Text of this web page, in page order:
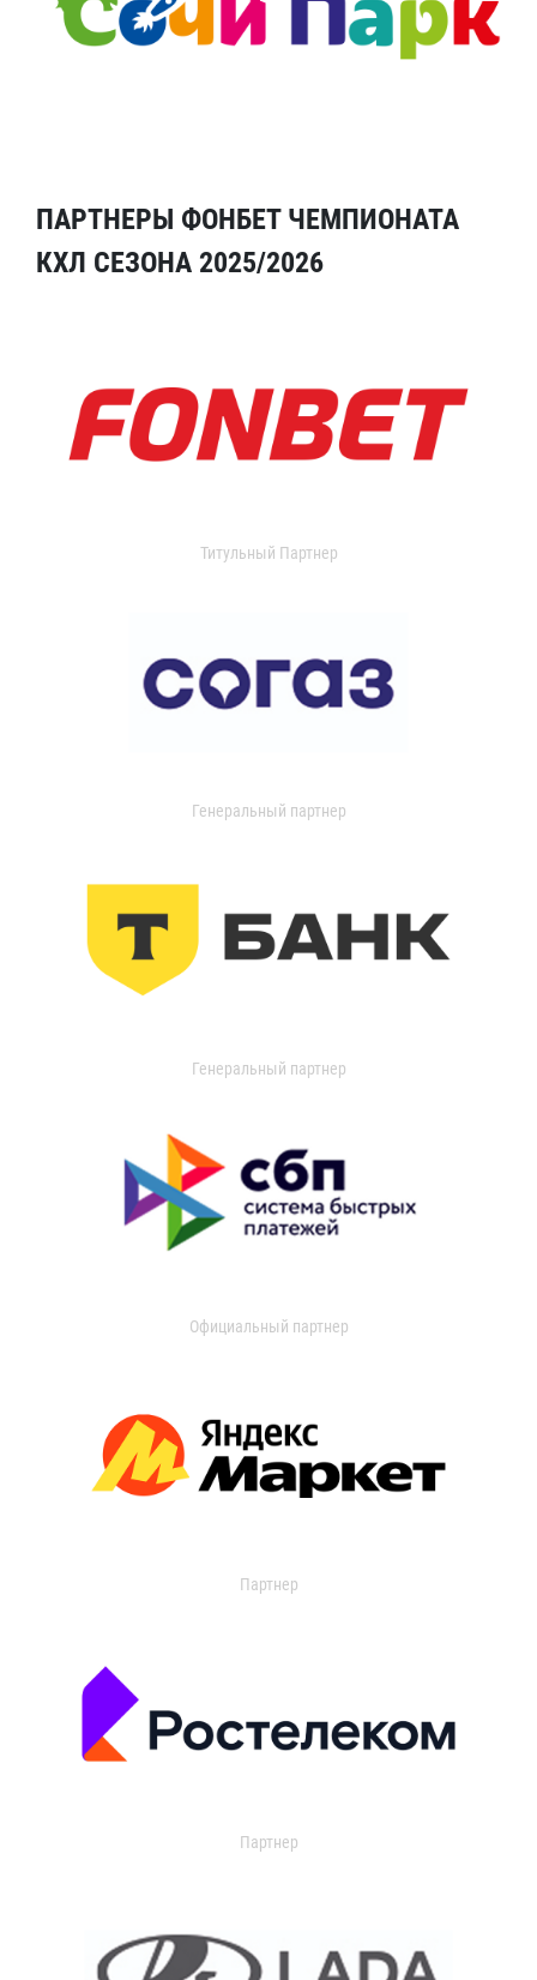
ПАРТНЕРЫ ФОНБЕТ ЧЕМПИОНАТА
КХЛ СЕЗОНА 2025/2026
Титульный Партнер
Генеральный партнер
Генеральный партнер
Официальный партнер
Партнер
Партнер